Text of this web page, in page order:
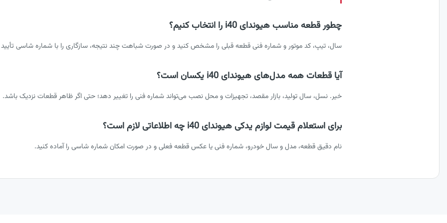
چطور قطعه مناسب هیوندای i40 را انتخاب کنیم؟
سال، تیپ، کد موتور و شماره فنی قطعه قبلی را مشخص کنید و در صورت شباهت چند نتیجه، سازگاری را با شماره شاسی تأیید
آیا قطعات همه مدل‌های هیوندای i40 یکسان است؟
خیر. نسل، سال تولید، بازار مقصد، تجهیزات و محل نصب می‌تواند شماره فنی را تغییر دهد؛ حتی اگر ظاهر قطعات نزدیک باشد.
برای استعلام قیمت لوازم یدکی هیوندای i40 چه اطلاعاتی لازم است؟
نام دقیق قطعه، مدل و سال خودرو، شماره فنی یا عکس قطعه فعلی و در صورت امکان شماره شاسی را آماده کنید.